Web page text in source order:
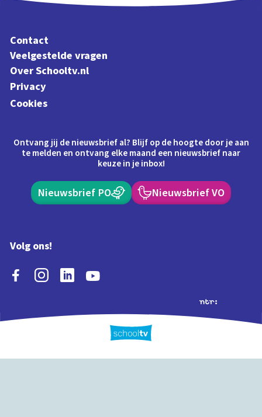
Contact
Veelgestelde vragen
Over Schooltv.nl
Privacy
Cookies
Ontvang jij de nieuwsbrief al? Blijf op de hoogte door je aan
te melden en ontvang elke maand een nieuwsbrief naar
keuze in je inbox!
Nieuwsbrief PO Nieuwsbrief VO
Volg ons!